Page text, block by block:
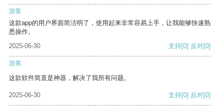
游客
这款app的用户界面简洁明了，使用起来非常容易上手，让我能够快速熟
悉操作。
2025-06-30
支持[0] 反对[0]
游客
这款软件简直是神器，解决了我所有问题。
2025-06-30 支持[0] 反对[0]